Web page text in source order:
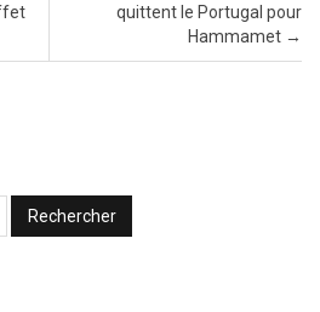
quittent le Portugal pour
Hammamet →